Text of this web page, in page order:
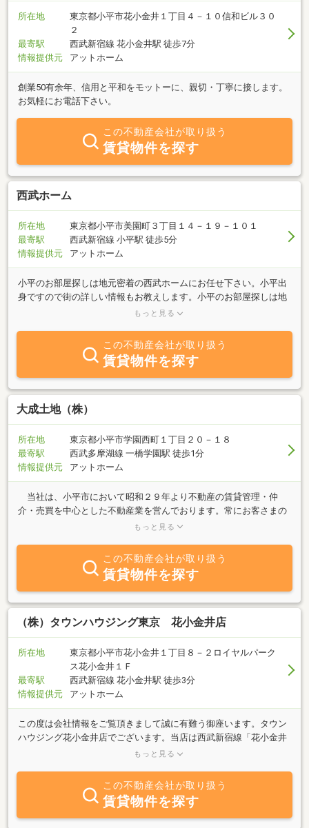
思いがありましたら、お気軽にご相談ください！オンラインでのご
相談なども受付可能です。皆さまからのお問い合わせ・ご相談をス
タッフ一同、心よりお待ちしております。
所在地
東京都小平市花小金井１丁目４－１０信和ビル３０
２
最寄駅
西武新宿線 花小金井駅 徒歩7分
情報提供元
アットホーム
創業50有余年、信用と平和をモットーに、親切・丁寧に接します。
お気軽にお電話下さい。
この不動産会社が取り扱う
賃貸物件を探す
西武ホーム
所在地
東京都小平市美園町３丁目１４－１９－１０１
最寄駅
西武新宿線 小平駅 徒歩5分
情報提供元
アットホーム
小平のお部屋探しは地元密着の西武ホームにお任せ下さい。小平出
身ですので街の詳しい情報もお教えします。小平のお部屋探しは地
元の当社が何かと安心です。賃貸アパート・マンション・駐車場を
もっと見る
この不動産会社が取り扱う
賃貸物件を探す
大成土地（株）
所在地
東京都小平市学園西町１丁目２０－１８
最寄駅
西武多摩湖線 一橋学園駅 徒歩1分
情報提供元
アットホーム
当社は、小平市において昭和２９年より不動産の賃貸管理・仲
介・売買を中心とした不動産業を営んでおります。常にお客さまの
立場に立ち、最適な提案をおこなうとともに地域の発展を目指して
としております。 お客さまに寄り添い信頼されるトータルコーデ
ィネーターとなり、お客さまの生活向上ならびに地域の発展に貢献
します。 従業員がいかんなく能力を発揮でき、やりがいのある環
境をつくるとともに健康で安心して働くことのできる職場にしま
す。 今後もさらに、地域になくてはならない企業になるととも
に、従業員が働きやすい職場環境を高めていきます。
もっと見る
この不動産会社が取り扱う
賃貸物件を探す
（株）タウンハウジング東京 花小金井店
所在地
東京都小平市花小金井１丁目８－２ロイヤルパーク
ス花小金井１Ｆ
最寄駅
西武新宿線 花小金井駅 徒歩3分
情報提供元
アットホーム
この度は会社情報をご覧頂きまして誠に有難う御座います。タウン
ハウジング花小金井店でございます。当店は西武新宿線「花小金井
駅」北口より徒歩２分にございます。常に変わり行く時代とお客様
力になれるよう日々努力しております。西武新宿線はもちろん、周
辺沿線のお部屋探しもお任せ下さい。綺麗に整備された町並みの花
小金井♪お部屋探しの後は当店に隣接しております、ラ・フォンタ
ーナ 花小金井店でランチやディナーなどいかがでしょうか？常に新
もっと見る
この不動産会社が取り扱う
賃貸物件を探す